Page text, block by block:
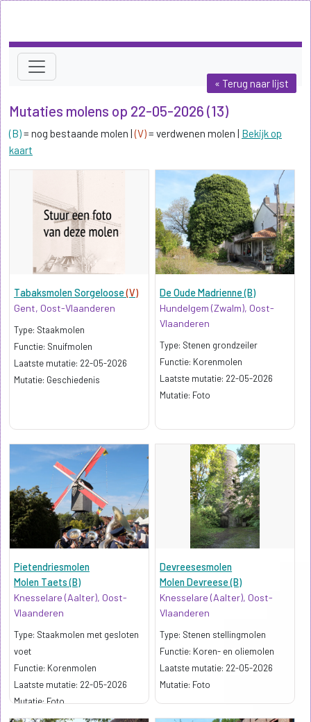
« Terug naar lijst
Mutaties molens op 22-05-2026 (13)
(B)= nog bestaande molen |(V)= verdwenen molen | Bekijk op
kaart
Tabaksmolen Sorgeloose(V)
Gent, Oost-Vlaanderen
Type: Staakmolen
Functie: Snuifmolen
Kenmerk:
p>
Laatste mutatie: 22-05-2026
Mutatie: Geschiedenis
De Oude Madrienne (B)
Hundelgem (Zwalm), Oost-
Vlaanderen
Type: Stenen grondzeiler
Functie: Korenmolen
Kenmerk: Sterk conische romp
p>
Laatste mutatie: 22-05-2026
Mutatie: Foto
Pietendriesmolen
Molen Taets (B)
Knesselare (Aalter), Oost-
Vlaanderen
Type: Staakmolen met gesloten
voet
Functie: Korenmolen
Kenmerk: Iepenhouten standaard
p>
Laatste mutatie: 22-05-2026
Mutatie: Foto
Devreesesmolen
Molen Devreese (B)
Knesselare (Aalter), Oost-
Vlaanderen
Type: Stenen stellingmolen
Functie: Koren- en oliemolen
Kenmerk: Houten gaanderij
p>
Laatste mutatie: 22-05-2026
Mutatie: Foto